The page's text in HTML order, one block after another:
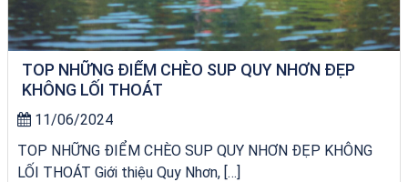
TOP NHỮNG ĐIỂM CHÈO SUP QUY NHƠN ĐẸP
KHÔNG LỐI THOÁT
11/06/2024
TOP NHỮNG ĐIỂM CHÈO SUP QUY NHƠN ĐẸP KHÔNG
LỐI THOÁT Giới thiệu Quy Nhơn, […]